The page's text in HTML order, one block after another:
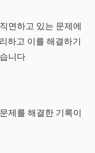
면하고 있는 문제에
하고 이를 해결하기
니다.
제를 해결한 기록이